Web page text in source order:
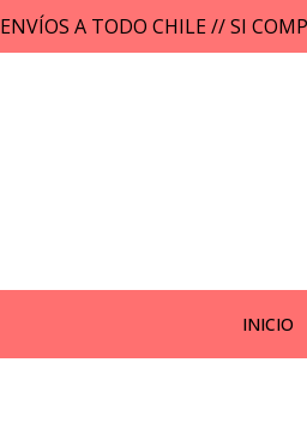
ENVÍOS A TODO CHILE // SI
INICIO